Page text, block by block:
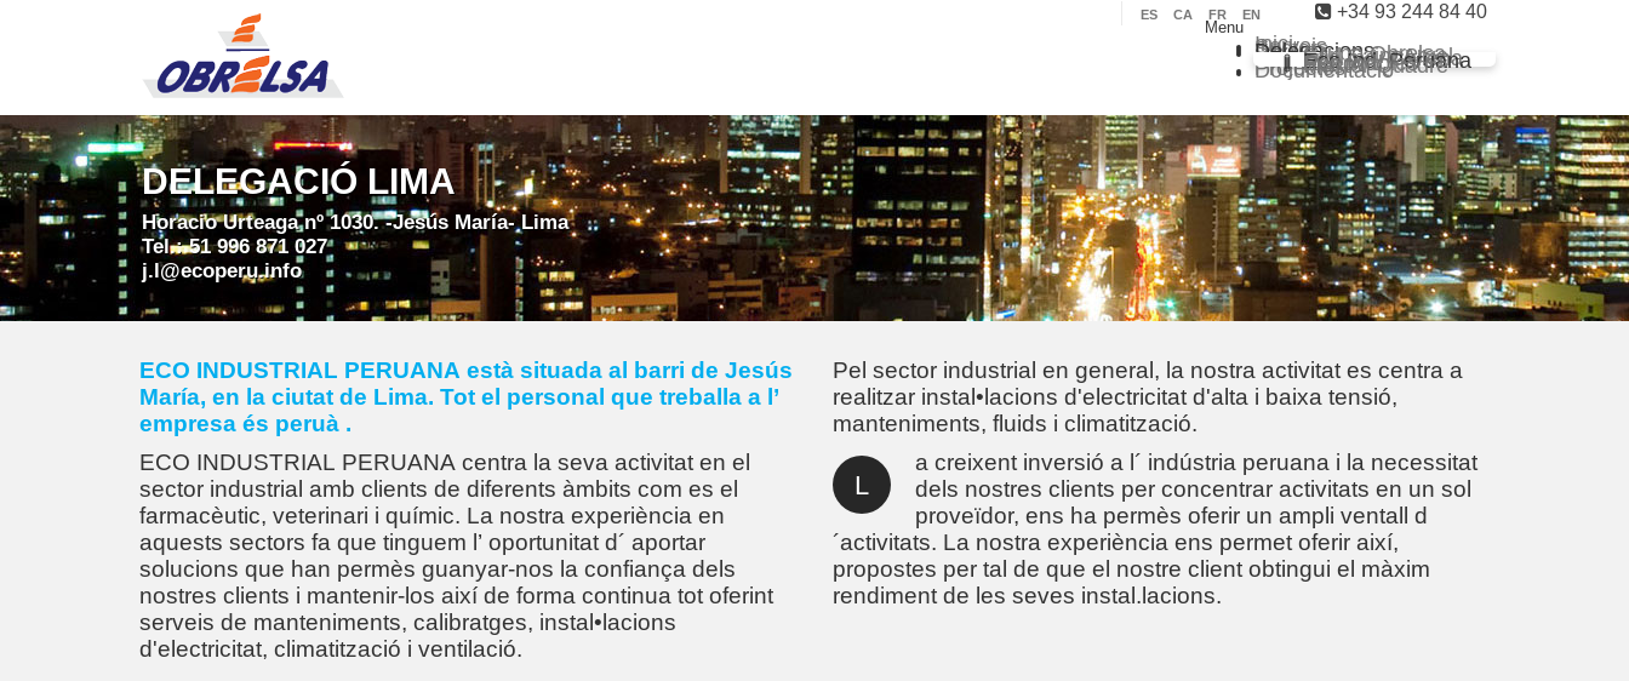
+34 93 244 84 40
ES CA FR EN
Menu
Inici
Serveis
Sectors
Delegacions
Grupo Obrelsa
Sarl Saim Argel
Eco Ind. Chilena
Eco Ind. Peruana
Eco Ind. Renovables
Master Quadre
Projectes
Documentació
DELEGACIÓ LIMA
Horacio Urteaga nº 1030. -Jesús María- Lima
Tel.: 51 996 871 027
j.l@ecoperu.info
ECO INDUSTRIAL PERUANA està situada al barri de Jesús
María, en la ciutat de Lima. Tot el personal que treballa a l’
empresa és peruà .
ECO INDUSTRIAL PERUANA centra la seva activitat en el
sector industrial amb clients de diferents àmbits com es el
farmacèutic, veterinari i químic. La nostra experiència en
aquests sectors fa que tinguem l’ oportunitat d´ aportar
solucions que han permès guanyar-nos la confiança dels
nostres clients i mantenir-los així de forma continua tot oferint
serveis de manteniments, calibratges, instal•lacions
d'electricitat, climatització i ventilació.
Pel sector industrial en general, la nostra activitat es centra a
realitzar instal•lacions d'electricitat d'alta i baixa tensió,
manteniments, fluids i climatització.
L
a creixent inversió a l´ indústria peruana i la necessitat
dels nostres clients per concentrar activitats en un sol
proveïdor, ens ha permès oferir un ampli ventall d
´activitats. La nostra experiència ens permet oferir així,
propostes per tal de que el nostre client obtingui el màxim
rendiment de les seves instal.lacions.